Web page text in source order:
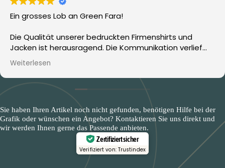
Ein grosses Lob an Green Fara!
Die Qualität unserer bedruckten Firmenshirts und
Jacken ist herausragend. Die Kommunikation verlief
stets reibungslos, das Preis-Leistungs-Verhältnis ist
top, und Frau Heusser war immer freundlich und
hilfsbereit. Wir werden auch in Zukunft stets auf Ihre
Dienste zurückkommen.
Beste Grüsse
Todica Transporte
Weiterlesen
Sie haben Ihren Artikel noch nicht gefunden, benötigen Hilfe bei der
Grafik oder wünschen ein Angebot? Kontaktieren Sie uns direkt und
wir werden Ihnen gerne das Passende anbieten.
Zertifiziert sicher
Verifiziert von: Trustindex